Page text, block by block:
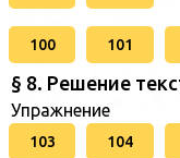
100 101
§ 8. Решение
Упражнение
103 104